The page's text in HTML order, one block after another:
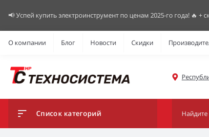
📢 Успей купить электроинструмент по ценам 2025-го года! 🔥 +
О компании Блог Новости Скидки
Список категорий